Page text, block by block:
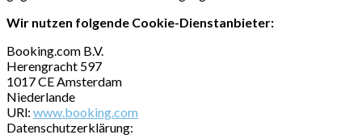
Wir nutzen folgende Cookie-Dienstanbieter:
Booking.com B.V.
Herengracht 597
1017 CE Amsterdam
Niederlande
URl: www.booking.com
Datenschutzerklärung: